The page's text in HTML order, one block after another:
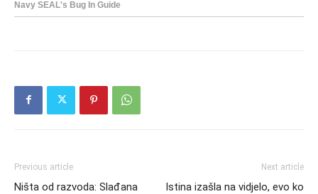
Previous article
Ništa od razvoda: Slađana
Next article
Istina izašla na vidjelo, evo ko